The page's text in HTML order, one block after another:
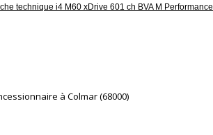
technique i4 M60 xDrive 601 ch BVA M Performance
à Colmar (68000)